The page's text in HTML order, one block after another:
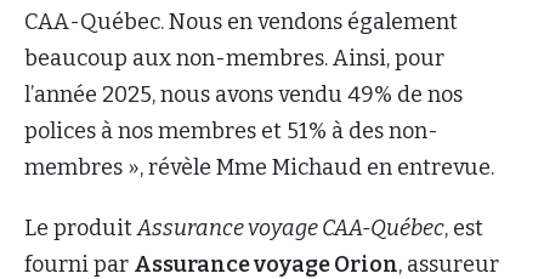
CAA-Québec. Nous en vendons également
beaucoup aux non-membres. Ainsi, pour
l’année 2025, nous avons vendu 49% de nos
polices à nos membres et 51% à des non-
membres », révèle Mme Michaud en entrevue.
Le produitAssurance voyage CAA-Québec, est
fourni par Assurance voyage Orion, assureur